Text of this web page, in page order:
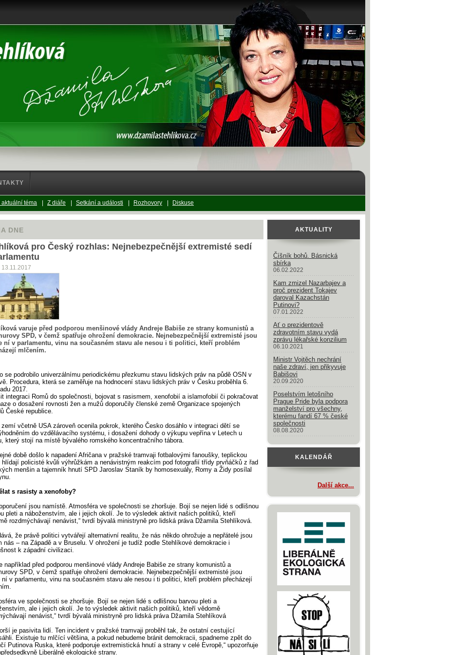
DNE
pro Český rozhlas: Nejnebezpečnější extremisté sedí
13.11.2017
varuje před podporou menšinové vlády Andreje Babiše ze strany komunistů a
SPD, v čemž spatřuje ohrožení demokracie. Nejnebezpečnější extremisté jsou
ní v parlamentu, vinu na současném stavu ale nesou i ti politici, kteří problém
mlčením.
se podrobilo univerzálnímu periodickému přezkumu stavu lidských práv na půdě OSN v
Procedura, která se zaměřuje na hodnocení stavu lidských práv v Česku proběhla 6.
2017.
integraci Romů do společnosti, bojovat s rasismem, xenofobií a islamofobií či pokračovat
o dosažení rovnosti žen a mužů doporučily členské země Organizace spojených
České republice.
zemí včetně USA zároveň ocenila pokrok, kterého Česko dosáhlo v integraci dětí se
do vzdělávacího systému, i dosažení dohody o výkupu vepřína v Letech u
který stojí na místě bývalého romského koncentračního tábora.
době došlo k napadení Afričana v pražské tramvaji fotbalovými fanoušky, teplickou
hlídají policisté kvůli výhrůžkám a nenávistným reakcím pod fotografií třídy prvňáčků z řad
menšin a tajemník hnutí SPD Jaroslav Staník by homosexuály, Romy a Židy posílal
s rasisty a xenofoby?
jsou namístě. Atmosféra ve společnosti se zhoršuje. Bojí se nejen lidé s odlišnou
pleti a náboženstvím, ale i jejich okolí. Je to výsledek aktivit našich politiků, kteří
rozdmýchávají nenávist,“ tvrdí bývalá ministryně pro lidská práva Džamila Stehlíková.
že právě politici vytvářejí alternativní realitu, že nás někdo ohrožuje a nepřátelé jsou
nás – na Západě a v Bruselu. V ohrožení je tudíž podle Stehlíkové demokracie i
k západní civilizaci.
například před podporou menšinové vlády Andreje Babiše ze strany komunistů a
SPD, v čemž spatřuje ohrožení demokracie. Nejnebezpečnější extremisté jsou
ní v parlamentu, vinu na současném stavu ale nesou i ti politici, kteří problém přecházejí
ve společnosti se zhoršuje. Bojí se nejen lidé s odlišnou barvou pleti a
ale i jejich okolí. Je to výsledek aktivit našich politiků, kteří vědomě
nenávist,“ tvrdí bývalá ministryně pro lidská práva Džamila Stehlíková
je pasivita lidí. Ten incident v pražské tramvaji proběhl tak, že ostatní cestující
Existuje tu mlčící většina, a pokud nebudeme bránit demokracii, spadneme zpět do
Putinova Ruska, které podporuje extremistická hnutí a strany v celé Evropě,“ upozorňuje
Liberálně ekologické strany.
AKTUALITY
Číšník bohů. Básnická
sbírka
06.02.2022
Kam zmizel Nazarbajev a
proč prezident Tokajev
daroval Kazachstán
Putinovi?
07.01.2022
Ať o prezidentově
zdravotním stavu vydá
zprávu lékařské konzilium
06.10.2021
Ministr Vojtěch nechrání
naše zdraví, jen přikyvuje
Babišovi
20.09.2020
Poselstvím letošního
Prague Pride byla podpora
manželství pro všechny,
kterému fandí 67 % české
společnosti
08.08.2020
KALENDÁŘ
Další akce...
aktuální téma Z diáře Setkání a události Rozhovory Diskuse